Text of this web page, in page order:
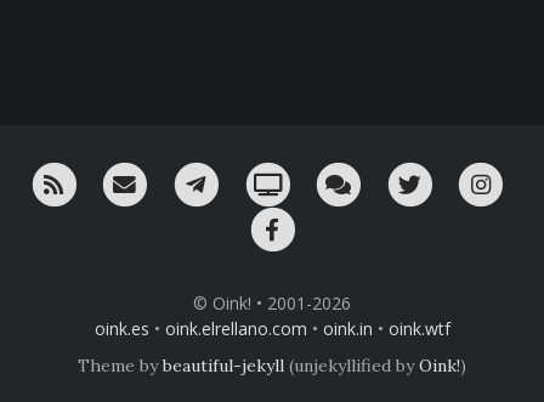
RSS ¡Mándame un email!¡Nuestro canal en Telegram!
Oink! TV Charla con nosotros
Twitter
© Oink! • 2001-2026
oink.es • oink.elrellano.com • oink.in • oink.wtf
Theme bybeautiful-jekyll (unjekyllified byOink!)